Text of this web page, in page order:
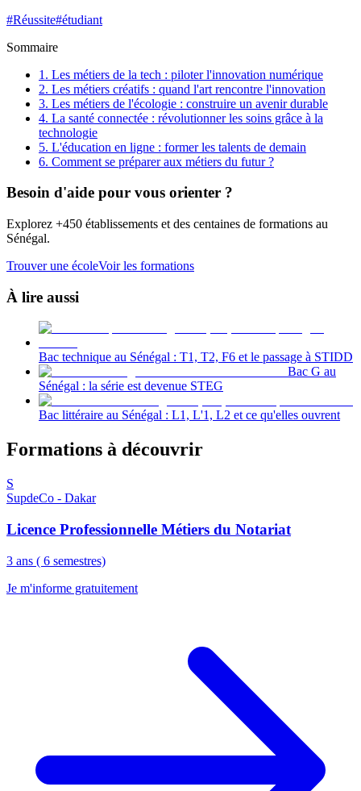
#Réussite#étudiant
Sommaire
1. Les métiers de la tech : piloter l'innovation numérique
2. Les métiers créatifs : quand l'art rencontre l'innovation
3. Les métiers de l'écologie : construire un avenir durable
4. La santé connectée : révolutionner les soins grâce à la
technologie
5. L'éducation en ligne : former les talents de demain
6. Comment se préparer aux métiers du futur ?
Besoin d'aide pour vous orienter ?
Explorez +450 établissements et des centaines de formations au
Sénégal.
Trouver une écoleVoir les formations
À lire aussi
Bac technique au Sénégal : T1, T2, F6 et le passage à STIDD
Bac G au
Sénégal : la série est devenue STEG
Bac littéraire au Sénégal : L1, L'1, L2 et ce qu'elles ouvrent
Formations à découvrir
S
SupdeCo - Dakar
Licence Professionnelle Métiers du Notariat
3 ans ( 6 semestres)
Je m'informe gratuitement